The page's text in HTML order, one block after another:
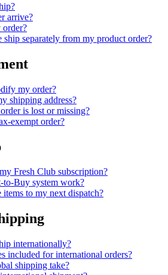
arrive?
separately from my product order?
my order?
shipping address?
is lost or missing?
exempt order?
Fresh Club subscription?
to-Buy system work?
to my next dispatch?
internationally?
included for international orders?
shipping take?